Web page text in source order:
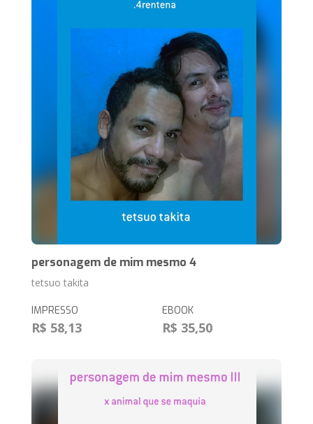
personagem de mim mesmo 4
tetsuo takita
IMPRESSO
R$ 58,13
EBOOK
R$ 35,50